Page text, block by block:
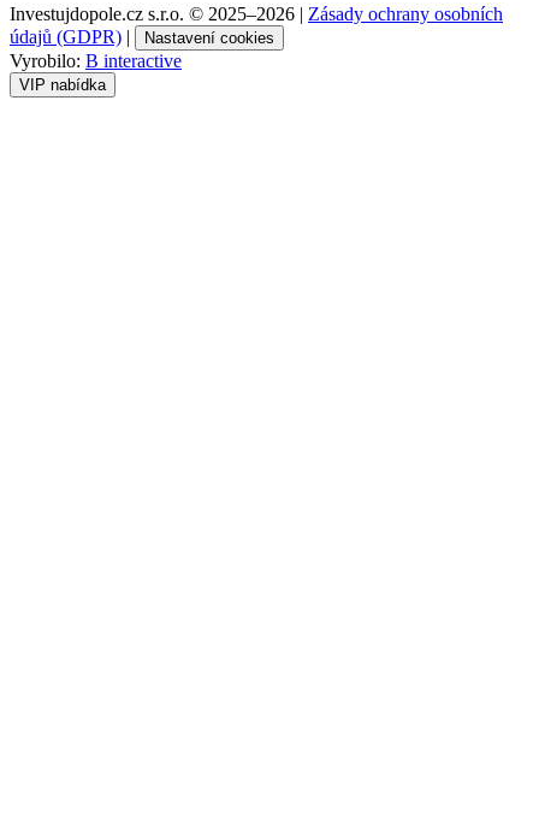
Investujdopole.cz s.r.o. © 2025–2026 | Zásady ochrany osobních
údajů (GDPR) | Nastavení cookies
Vyrobilo: B interactive
VIP nabídka